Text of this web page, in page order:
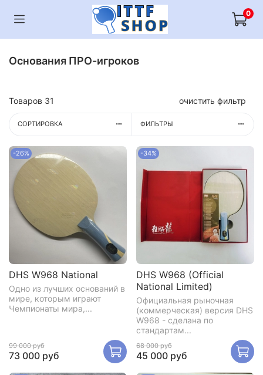
0
Основания ПРО-игроков
Товаров 31 очистить фильтр
СОРТИРОВКА ФИЛЬТРЫ
-26%
DHS W968 National
Одно из лучших оснований в
мире, которым играют
Чемпионаты мира,...
99 000 руб
73 000 руб
-34%
DHS W968 (Official
National Limited)
Официальная рыночная
(коммерческая) версия DHS
W968 - сделана по
стандартам...
68 000 руб
45 000 руб